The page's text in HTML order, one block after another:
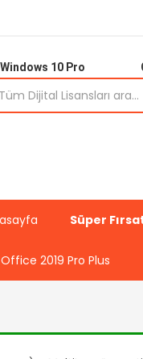
Windows 10 Pro
Süper
Office 2019 Pro Plus